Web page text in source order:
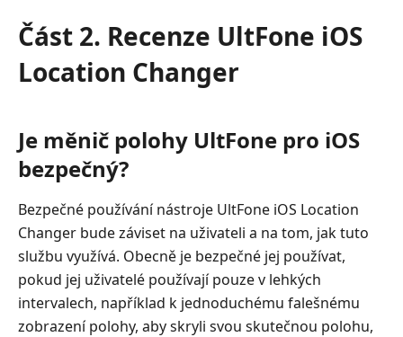
Část 2. Recenze UltFone iOS
Location Changer
Je měnič polohy UltFone pro iOS
bezpečný?
Bezpečné používání nástroje UltFone iOS Location
Changer bude záviset na uživateli a na tom, jak tuto
službu využívá. Obecně je bezpečné jej používat,
pokud jej uživatelé používají pouze v lehkých
intervalech, například k jednoduchému falešnému
zobrazení polohy, aby skryli svou skutečnou polohu,